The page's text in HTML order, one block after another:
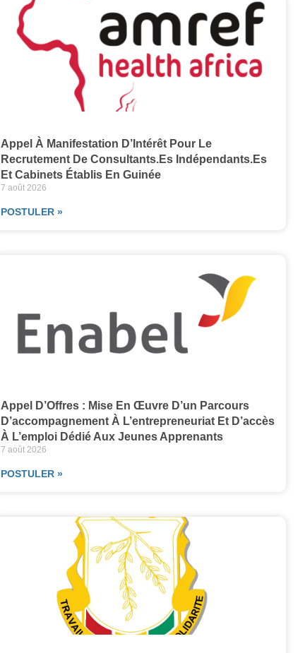
Appel À Manifestation D’Intérêt Pour Le
Recrutement De Consultants.es Indépendants.es
Et Cabinets Établis En Guinée
7 août 2026
POSTULER »
Appel D’Offres : Mise En Œuvre D’un Parcours
D’accompagnement À L’entrepreneuriat Et D’accès
À L’emploi Dédié Aux Jeunes Apprenants
7 août 2026
POSTULER »